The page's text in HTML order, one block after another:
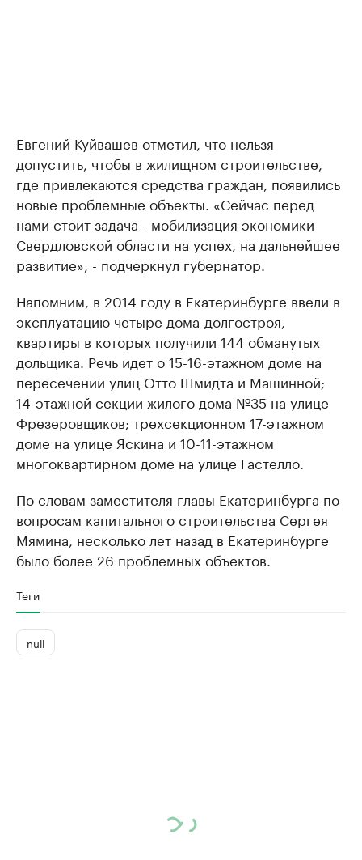
Евгений Куйвашев отметил, что нельзя
допустить, чтобы в жилищном строительстве,
где привлекаются средства граждан, появились
новые проблемные объекты. «Сейчас перед
нами стоит задача - мобилизация экономики
Свердловской области на успех, на дальнейшее
развитие», - подчеркнул губернатор.
Напомним, в 2014 году в Екатеринбурге ввели в
эксплуатацию четыре дома-долгостроя,
квартиры в которых получили 144 обманутых
дольщика. Речь идет о 15-16-этажном доме на
пересечении улиц Отто Шмидта и Машинной;
14-этажной секции жилого дома №35 на улице
Фрезеровщиков; трехсекционном 17-этажном
доме на улице Яскина и 10-11-этажном
многоквартирном доме на улице Гастелло.
По словам заместителя главы Екатеринбурга по
вопросам капитального строительства Сергея
Мямина, несколько лет назад в Екатеринбурге
было более 26 проблемных объектов.
Теги
null